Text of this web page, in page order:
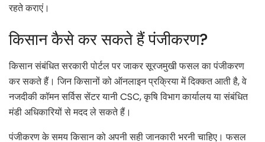
रहते कराएं।
किसान कैसे कर सकते हैं पंजीकरण?
किसान संबंधित सरकारी पोर्टल पर जाकर सूरजमुखी फसल का पंजीकरण
कर सकते हैं। जिन किसानों को ऑनलाइन प्रक्रिया में दिक्कत आती है, वे
नजदीकी कॉमन सर्विस सेंटर यानी CSC, कृषि विभाग कार्यालय या संबंधित
मंडी अधिकारियों से मदद ले सकते हैं।
पंजीकरण के समय किसान को अपनी सही जानकारी भरनी चाहिए। फसल